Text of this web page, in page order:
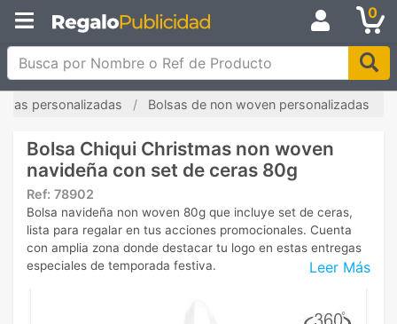
0
Busca por Nombre o Ref de Producto
personalizadas Bolsas de non woven personalizadas
Bolsa Chiqui Christmas non woven
navideña con set de ceras 80g
Ref: 78902
Leer Más
Bolsa navideña non woven 80g que incluye set de ceras,
lista para regalar en tus acciones promocionales. Cuenta
con amplia zona donde destacar tu logo en estas entregas
especiales de temporada festiva.